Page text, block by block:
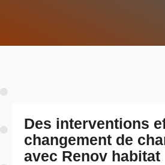
Des interventions
changement de
avec Renov habitat